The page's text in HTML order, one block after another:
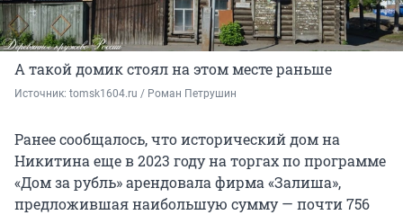
А такой домик стоял на этом месте раньше
Источник: tomsk1604.ru / Роман Петрушин
Ранее сообщалось, что исторический дом на
Никитина еще в 2023 году на торгах по программе
«Дом за рубль» арендовала фирма «Залиша»,
предложившая наибольшую сумму — почти 756